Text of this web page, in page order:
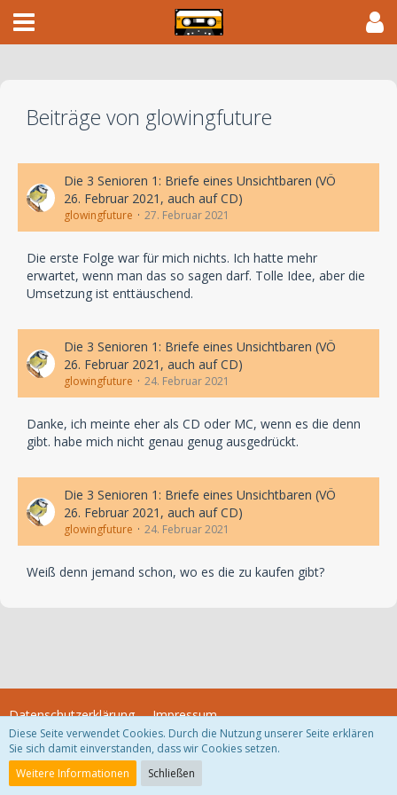
Beiträge von glowingfuture
Die 3 Senioren 1: Briefe eines Unsichtbaren (VÖ
26. Februar 2021, auch auf CD)
glowingfuture 27. Februar 2021
Die erste Folge war für mich nichts. Ich hatte mehr
erwartet, wenn man das so sagen darf. Tolle Idee, aber die
Umsetzung ist enttäuschend.
Die 3 Senioren 1: Briefe eines Unsichtbaren (VÖ
26. Februar 2021, auch auf CD)
glowingfuture 24. Februar 2021
Danke, ich meinte eher als CD oder MC, wenn es die denn
gibt. habe mich nicht genau genug ausgedrückt.
Die 3 Senioren 1: Briefe eines Unsichtbaren (VÖ
26. Februar 2021, auch auf CD)
glowingfuture 24. Februar 2021
Weiß denn jemand schon, wo es die zu kaufen gibt?
Datenschutzerklärung Impressum
Community-Software:
Diese Seite verwendet Cookies. Durch die Nutzung unserer Seite erklären
Sie sich damit einverstanden, dass wir Cookies setzen.
Weitere Informationen
Schließen